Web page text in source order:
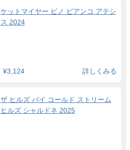
ケットマイヤー ピノ ビアンコ アテシ
ス 2024
¥3,124 詳しくみる
ザ ヒルズ バイ コールド ストリーム
ヒルズ シャルドネ 2025